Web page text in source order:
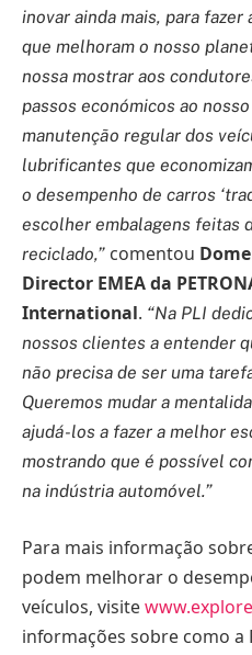
inovar ainda mais, para
que melhoram o nosso
nossa mostrar aos
passos económicos ao
manutenção regular dos
lubrificantes que
o desempenho de carros
escolher embalagens feitas
reciclado,” comentou
Director EMEA da
International. “Na PLI
nossos clientes a entender
não precisa de ser uma
Queremos mudar a
ajudá-los a fazer a melhor
mostrando que é possível
na indústria automóvel.”
Para mais informação
podem melhorar o
veículos, visite
informações sobre como a